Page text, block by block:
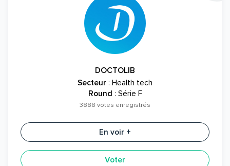
DOCTOLIB
Secteur : Health tech
Round : Série F
3888 votes enregistrés
En voir +
Voter